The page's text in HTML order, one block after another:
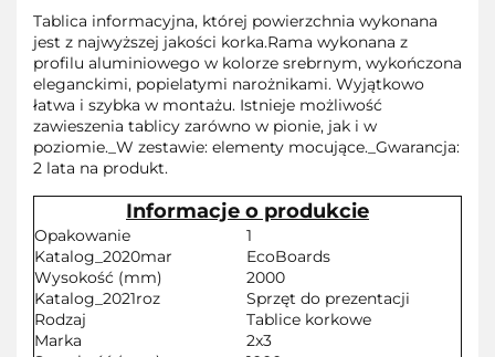
Tablica informacyjna, której powierzchnia wykonana
jest z najwyższej jakości korka.Rama wykonana z
profilu aluminiowego w kolorze srebrnym, wykończona
eleganckimi, popielatymi narożnikami. Wyjątkowo
łatwa i szybka w montażu. Istnieje możliwość
zawieszenia tablicy zarówno w pionie, jak i w
poziomie._W zestawie: elementy mocujące._Gwarancja:
2 lata na produkt.
Informacje o produkcie
Opakowanie
1
Katalog_2020mar
EcoBoards
Wysokość (mm)
2000
Katalog_2021roz
Sprzęt do prezentacji
Rodzaj
Tablice korkowe
Marka
2x3